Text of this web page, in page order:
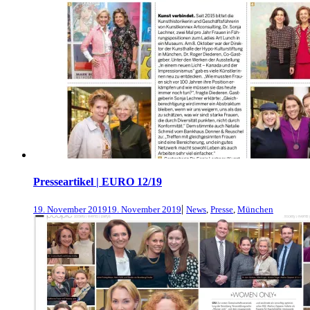
Presseartikel | EURO 12/19
19. November 201919. November 2019| News, Presse, München